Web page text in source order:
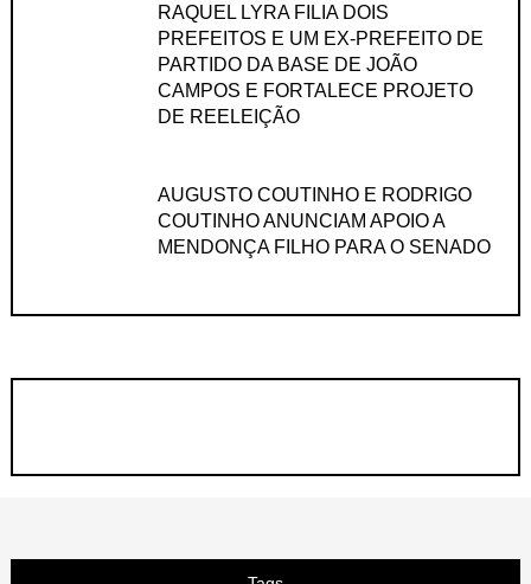
RAQUEL LYRA FILIA DOIS
PREFEITOS E UM EX-PREFEITO DE
PARTIDO DA BASE DE JOÃO
CAMPOS E FORTALECE PROJETO
DE REELEIÇÃO
AUGUSTO COUTINHO E RODRIGO
COUTINHO ANUNCIAM APOIO A
MENDONÇA FILHO PARA O SENADO